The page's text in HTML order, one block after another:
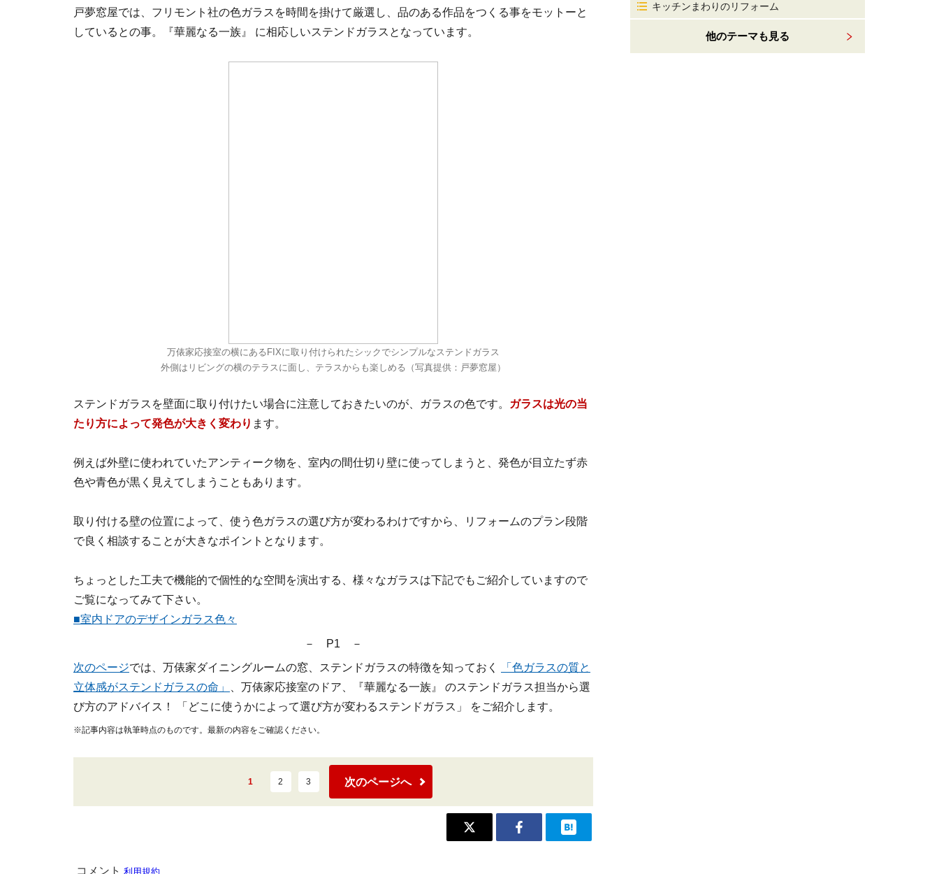
戸夢窓屋では、フリモント社の色ガラスを時間を掛けて厳選し、品のある作品をつくる事をモットーと
しているとの事。『華麗なる一族』 に相応しいステンドガラスとなっています。
万俵家応接室の横にあるFIXに取り付けられたシックでシンプルなステンドガラス
外側はリビングの横のテラスに面し、テラスからも楽しめる（写真提供：戸夢窓屋）
ステンドガラスを壁面に取り付けたい場合に注意しておきたいのが、ガラスの色です。
ガラスは光の当
たり方によって発色が大きく変わり ます。
例えば外壁に使われていたアンティーク物を、室内の間仕切り壁に使ってしまうと、発色が目立たず赤
色や青色が黒く見えてしまうこともあります。
取り付ける壁の位置によって、使う色ガラスの選び方が変わるわけですから、リフォームのプラン段階
で良く相談することが大きなポイントとなります。
ちょっとした工夫で機能的で個性的な空間を演出する、様々なガラスは下記でもご紹介していますので
ご覧になってみて下さい。
■室内ドアのデザインガラス色々
－ P1 －
次のページでは、万俵家ダイニングルームの窓、ステンドガラスの特徴を知っておく
「色ガラスの質と
立体感がステンドガラスの命」
、万俵家応接室のドア、『華麗なる一族』 のステンドガラス担当から選
び方のアドバイス！ 「どこに使うかによって選び方が変わるステンドガラス」 をご紹介します。
※記事内容は執筆時点のものです。最新の内容をご確認ください。
1 2 3 次のページへ
キッチンまわりのリフォーム
他のテーマも見る